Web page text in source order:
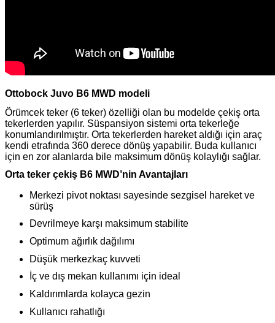
Ottobock Juvo B6 MWD modeli
Örümcek teker (6 teker) özelliği olan bu modelde çekiş orta
tekerlerden yapılır. Süspansiyon sistemi orta tekerleğe
konumlandırılmıştır. Orta tekerlerden hareket aldığı için araç
kendi etrafında 360 derece dönüş yapabilir. Buda kullanıcı
için en zor alanlarda bile maksimum dönüş kolaylığı sağlar.
Orta teker çekiş B6 MWD’nin Avantajları
Merkezi pivot noktası sayesinde sezgisel hareket ve
sürüş
Devrilmeye karşı maksimum stabilite
Optimum ağırlık dağılımı
Düşük merkezkaç kuvveti
İç ve dış mekan kullanımı için ideal
Kaldırımlarda kolayca gezin
Kullanıcı rahatlığı